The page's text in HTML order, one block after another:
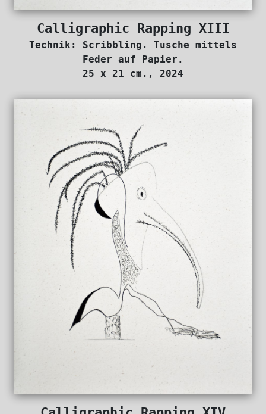
Calligraphic Rapping XIII
Technik: Scribbling. Tusche mittels
Feder auf Papier.
25 x 21 cm., 2024